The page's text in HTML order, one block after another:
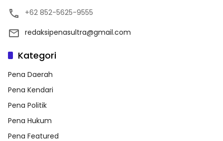
+62 852-5625-9555
redaksipenasultra@gmail.com
Kategori
Pena Daerah
Pena Kendari
Pena Politik
Pena Hukum
Pena Featured